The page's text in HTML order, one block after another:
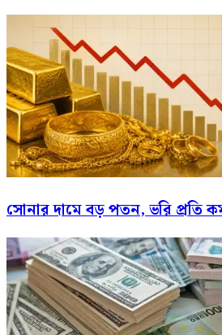
সোনার দামে বড় পতন, ভরি প্রতি